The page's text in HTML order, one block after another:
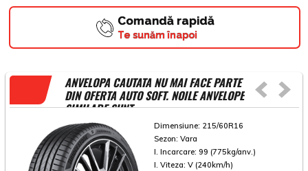
Comandă rapidă
Te sunăm înapoi
ANVELOPA CAUTATA NU MAI FACE PARTE
DIN OFERTA AUTO SOFT. NOILE ANVELOPE
SIMILARE SUNT
Dimensiune: 215/60R16
Sezon: Vara
I. Incarcare: 99 (775kg/anv.)
I. Viteza: V (240km/h)